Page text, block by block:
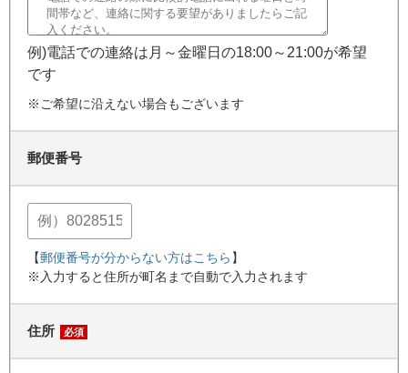
例)電話での連絡は月～金曜日の18:00～21:00が希望
です
※ご希望に沿えない場合もございます
郵便番号
【郵便番号が分からない方はこちら 】
※入力すると住所が町名まで自動で入力されます
住所 必須